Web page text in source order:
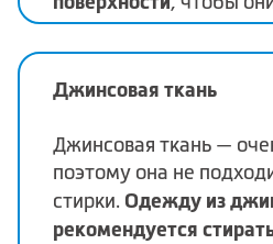
Джинсовая ткань
Джинсовая ткань —
поэтому она не
стирки. Одежду из
рекомендуется